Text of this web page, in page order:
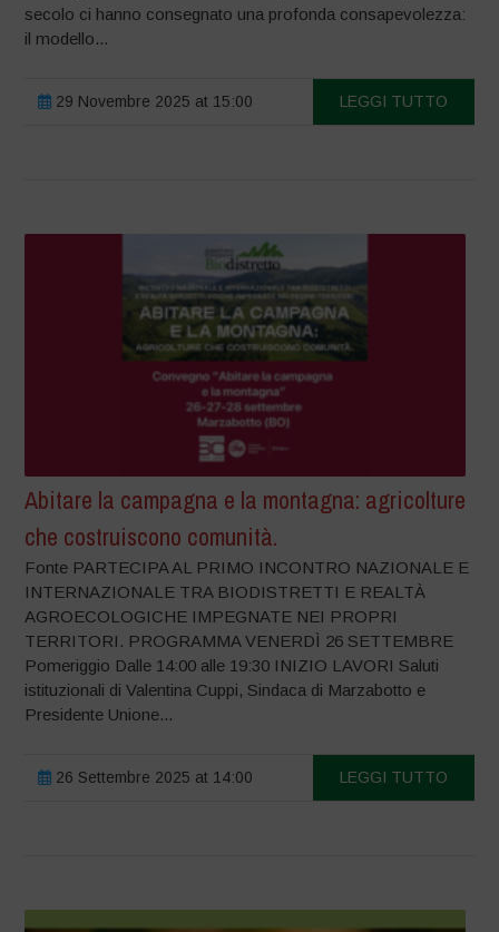
secolo ci hanno consegnato una profonda consapevolezza:
il modello...
29 Novembre 2025 at 15:00 LEGGI TUTTO
Abitare la campagna e la montagna: agricolture
che costruiscono comunità.
Fonte PARTECIPA AL PRIMO INCONTRO NAZIONALE E
INTERNAZIONALE TRA BIODISTRETTI E REALTÀ
AGROECOLOGICHE IMPEGNATE NEI PROPRI
TERRITORI. PROGRAMMA VENERDÌ 26 SETTEMBRE
Pomeriggio Dalle 14:00 alle 19:30 INIZIO LAVORI Saluti
istituzionali di Valentina Cuppi, Sindaca di Marzabotto e
Presidente Unione...
26 Settembre 2025 at 14:00 LEGGI TUTTO